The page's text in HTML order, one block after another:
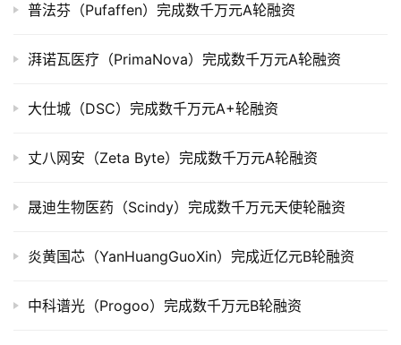
司
投
据
创
学
普法芬（Pufaffen）完成数千万元A轮融资
湃诺瓦医疗（PrimaNova）完成数千万元A轮融资
大仕城（DSC）完成数千万元A+轮融资
丈八网安（Zeta Byte）完成数千万元A轮融资
晟迪生物医药（Scindy）完成数千万元天使轮融资
炎黄国芯（YanHuangGuoXin）完成近亿元B轮融资
中科谱光（Progoo）完成数千万元B轮融资